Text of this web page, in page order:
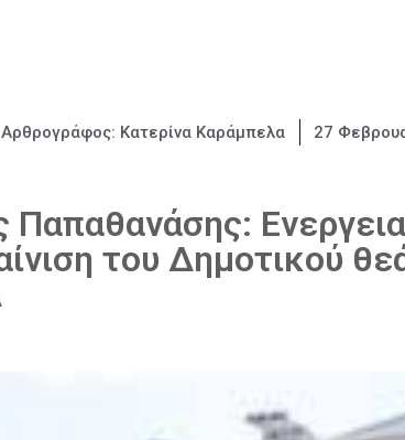
Κατερίνα Καράμπελα 27
Παπαθανάσης:
του Δημοτικού